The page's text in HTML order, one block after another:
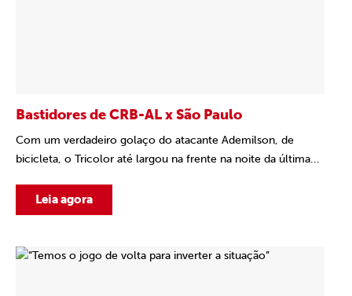
Bastidores de CRB-AL x São Paulo
Com um verdadeiro golaço do atacante Ademilson, de
bicicleta, o Tricolor até largou na frente na noite da última...
Leia agora